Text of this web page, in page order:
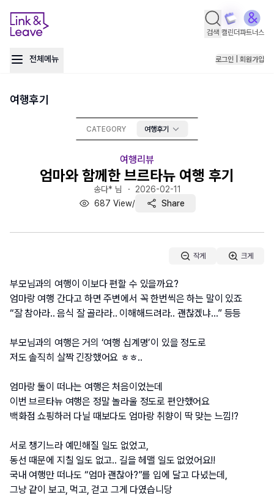
검색 캘린더파트너스
전체메뉴 로그인 | 회원가입
여행후기
CATEGORY 여행후기
여행리뷰
엄마와 함께한 브르타뉴 여행 후기
송다* 님 ・ 2026-02-11
687 View/ Share
작게 크게
부모님과의 여행이 이보다 편할 수 있을까요?
엄마랑 여행 간다고 하면 주변에서 꼭 한번씩은 하는 말이 있죠
“잘 참아라.. 음식 잘 골라라.. 이해해드려라.. 괜찮겠냐…” 등등
부모님과의 여행은 거의 ‘여행 십계명’이 있을 정도로
저도 솔직히 살짝 긴장했어요 ㅎㅎ..
엄마랑 둘이 떠나는 여행은 처음이었는데
이번 브르타뉴 여행은 정말 놀라울 정도로 편안했어요
백화점 쇼핑하러 다닐 때보다도 엄마랑 취향이 딱 맞는 느낌!?
서로 챙기느라 예민해질 일도 없었고,
동선 때문에 지칠 일도 없고.. 길을 헤맬 일도 없었어요!!
국내 여행만 떠나도 “엄마 괜찮아?”를 입에 달고 다녔는데,
그냥 같이 보고, 먹고, 걷고 그게 다였습니당